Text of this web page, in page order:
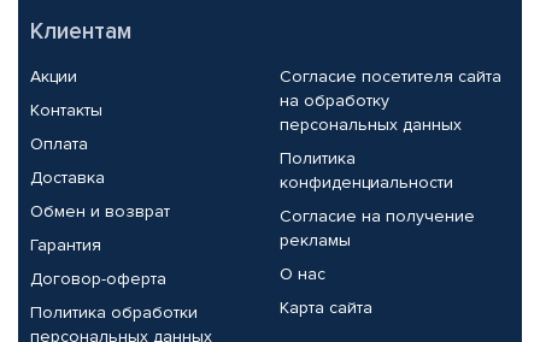
Клиентам
Акции
Контакты
Оплата
Доставка
Обмен и возврат
Гарантия
Договор-оферта
Политика обработки
персональных данных
Согласие посетителя сайта
на обработку
персональных данных
Политика
конфиденциальности
Согласие на получение
рекламы
О нас
Карта сайта